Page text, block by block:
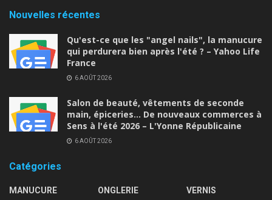
Nouvelles récentes
Qu'est-ce que les "angel nails", la manucure
qui perdurera bien après l'été ? – Yahoo Life
France
6 AOÛT 2026
Salon de beauté, vêtements de seconde
main, épiceries… De nouveaux commerces à
Sens à l'été 2026 – L'Yonne Républicaine
6 AOÛT 2026
Catégories
MANUCURE
ONGLERIE
VERNIS